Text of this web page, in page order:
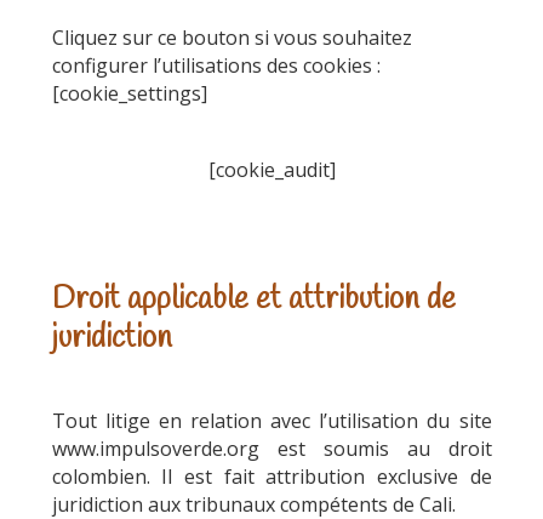
Cliquez sur ce bouton si vous souhaitez
configurer l’utilisations des cookies :
[cookie_settings]
[cookie_audit]
Droit applicable et attribution de
juridiction
Tout litige en relation avec l’utilisation du site
www.impulsoverde.org est soumis au droit
colombien. Il est fait attribution exclusive de
juridiction aux tribunaux compétents de Cali.